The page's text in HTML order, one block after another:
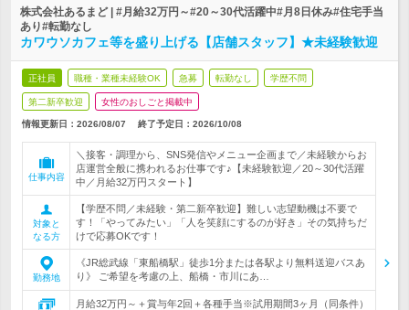
株式会社あるまど | #月給32万円～#20～30代活躍中#月8日休み#住宅手当
あり#転勤なし
カワウソカフェ等を盛り上げる【店舗スタッフ】★未経験歓迎
正社員 職種・業種未経験OK 急募 転勤なし 学歴不問
第二新卒歓迎 女性のおしごと掲載中
情報更新日：2026/08/07 終了予定日： 2026/10/08
仕事内容
＼接客・調理から、SNS発信やメニュー企画まで／未経験からお
店運営全般に携われるお仕事です♪【未経験歓迎／20～30代活躍
中／月給32万円スタート】
対象と
なる方
【学歴不問／未経験・第二新卒歓迎】難しい志望動機は不要で
す！「やってみたい」「人を笑顔にするのが好き」その気持ちだ
けで応募OKです！
勤務地
《JR総武線「東船橋駅」徒歩1分または各駅より無料送迎バスあ
り》 ご希望を考慮の上、船橋・市川にあ…
月給32万円～＋賞与年2回＋各種手当※試用期間3ヶ月（同条件）